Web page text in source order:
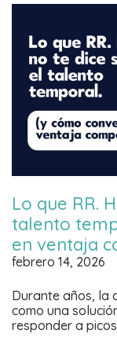
Lo que RR.
talento
en ventaja
febrero 14, 2026
Durante años, la
como una
responder a